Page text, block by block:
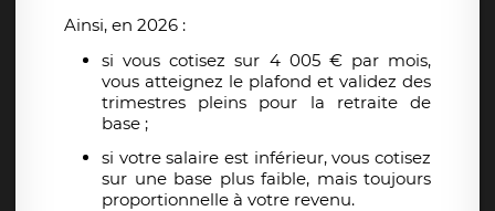
Ainsi, en 2026 :
si vous cotisez sur 4 005 € par mois,
vous atteignez le plafond et validez des
trimestres pleins pour la retraite de
base ;
si votre salaire est inférieur, vous cotisez
sur une base plus faible, mais toujours
proportionnelle à votre revenu.